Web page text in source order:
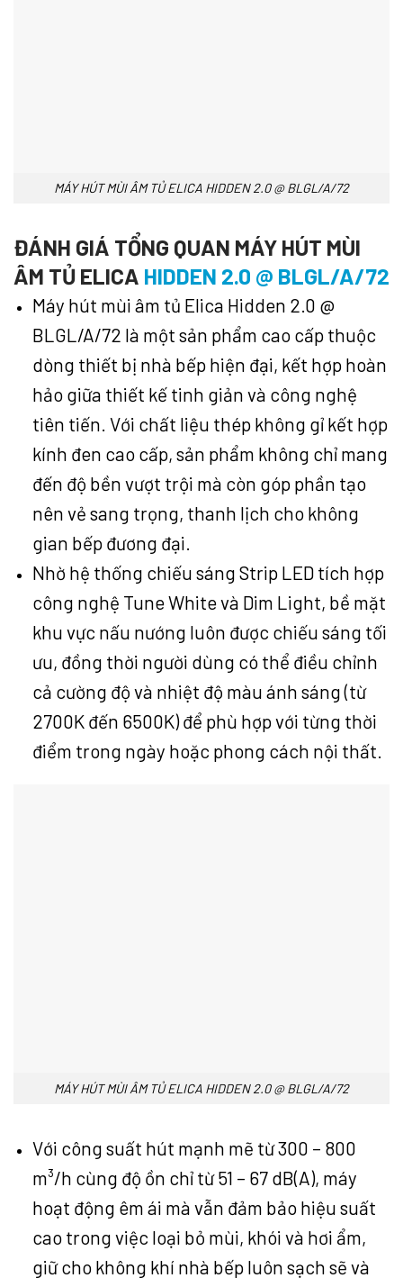
MÁY HÚT MÙI ÂM TỦ ELICA HIDDEN 2.0 @ BLGL/A/72
ĐÁNH GIÁ TỔNG QUAN MÁY HÚT MÙI
ÂM TỦ ELICA HIDDEN 2.0 @ BLGL/A/72
Máy hút mùi âm tủ Elica Hidden 2.0 @
BLGL/A/72 là một sản phẩm cao cấp thuộc
dòng thiết bị nhà bếp hiện đại, kết hợp hoàn
hảo giữa thiết kế tinh giản và công nghệ
tiên tiến. Với chất liệu thép không gỉ kết hợp
kính đen cao cấp, sản phẩm không chỉ mang
đến độ bền vượt trội mà còn góp phần tạo
nên vẻ sang trọng, thanh lịch cho không
gian bếp đương đại.
Nhờ hệ thống chiếu sáng Strip LED tích hợp
công nghệ Tune White và Dim Light, bề mặt
khu vực nấu nướng luôn được chiếu sáng tối
ưu, đồng thời người dùng có thể điều chỉnh
cả cường độ và nhiệt độ màu ánh sáng (từ
2700K đến 6500K) để phù hợp với từng thời
điểm trong ngày hoặc phong cách nội thất.
MÁY HÚT MÙI ÂM TỦ ELICA HIDDEN 2.0 @ BLGL/A/72
Với công suất hút mạnh mẽ từ 300 – 800
m³/h cùng độ ồn chỉ từ 51 – 67 dB(A), máy
hoạt động êm ái mà vẫn đảm bảo hiệu suất
cao trong việc loại bỏ mùi, khói và hơi ẩm,
giữ cho không khí nhà bếp luôn sạch sẽ và